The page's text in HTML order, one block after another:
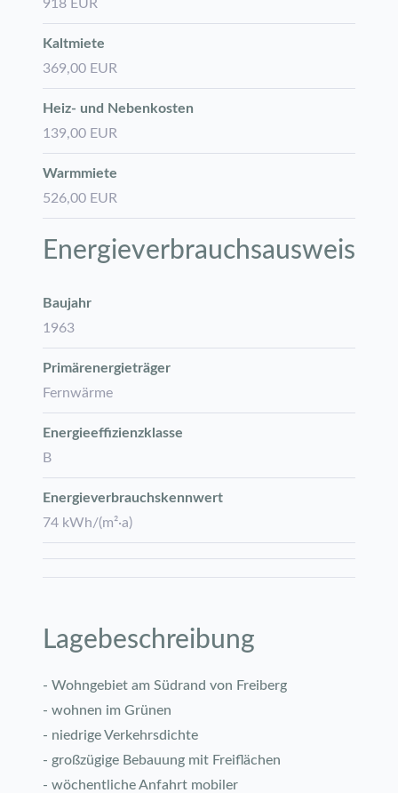
918 EUR
Kaltmiete
369,00 EUR
Heiz- und Nebenkosten
139,00 EUR
Warmmiete
526,00 EUR
Energie­verbrauchs­ausweis
Baujahr
1963
Primärenergieträger
Fernwärme
Energie­effizienz­klasse
B
Energie­verbrauchs­kennwert
74 kWh/(m²·a)
Lagebeschreibung
- Wohngebiet am Südrand von Freiberg
- wohnen im Grünen
- niedrige Verkehrsdichte
- großzügige Bebauung mit Freiflächen
- wöchentliche Anfahrt mobiler